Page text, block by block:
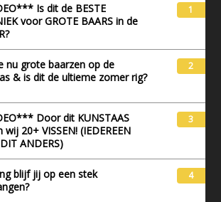
Is dit de BESTE
voor GROTE BAARS in de
1
nu grote baarzen op de
& is dit de ultieme zomer rig?
2
Door dit KUNSTAAS
wij 20+ VISSEN! (IEDEREEN
ANDERS)
3
blijf jij op een stek
4